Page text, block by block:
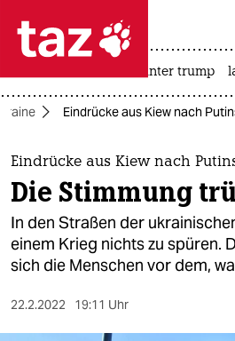
 taz zahl ich
taz zahl ich
themen
politik
öko
usa unter trump
Eindrücke aus Kiew nach
Eindrücke aus Kiew nach
Die Stimmung
In den Straßen der
einem Krieg nichts zu spüren.
sich die Menschen vor dem,
22.2.2022 19:11 Uhr